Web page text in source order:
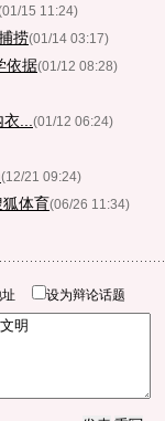
15 11:24)
捞(01/14 03:17)
依据(01/12 08:28)
... (01/12 06:24)
(12/21 09:24)
体育(06/26 11:34)
址 设为辩论话题